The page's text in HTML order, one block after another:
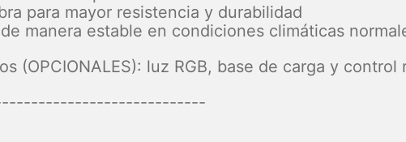
para mayor resistencia y durabilidad
manera estable en condiciones climáticas
(OPCIONALES): luz RGB, base de carga y control